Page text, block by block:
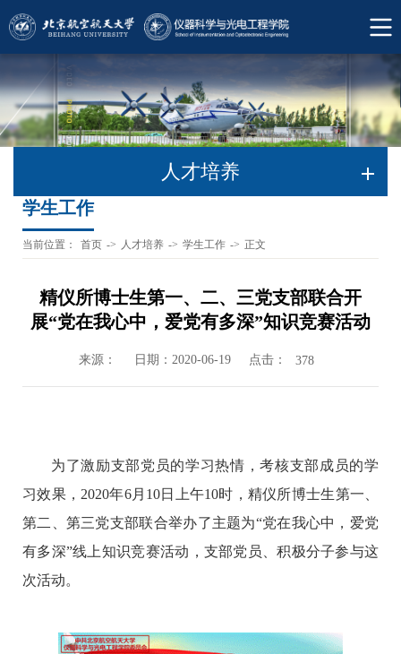
人才培养
学生工作
当前位置： 首页 -> 人才培养 -> 学生工作 -> 正文
精仪所博士生第一、二、三党支部联合开
展“党在我心中，爱党有多深”知识竞赛活动
来源： 日期：2020-06-19 点击： 378
为了激励支部党员的学习热情，考核支部成员的学
习效果， 2020年6月 10日上午10时，精仪所博士生第一、
第二、第三党支部联合举办了主题为“党在我心中，爱党
有多深”线上知识竞赛活动，支部党员、积极分子参与这
次活动。